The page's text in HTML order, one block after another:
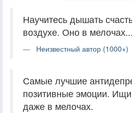
Научитесь дышать
воздухе. Оно в мелочах...
Неизвестный автор (1000+)
Самые лучшие
позитивные эмоции.
даже в мелочах.